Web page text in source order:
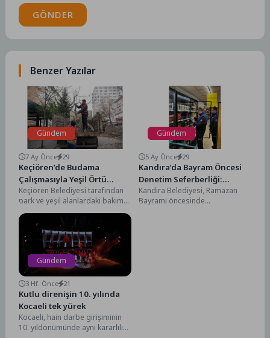
GÖNDER
Benzer Yazılar
Gündem
7 Ay Önce 29
Keçiören’de Budama
Çalışmasıyla Yeşil Örtü
Korunuyor
Keçiören Belediyesi tarafından
park ve yeşil alanlardaki bakım
çalışmaları kış mevsiminde de
aralıksız sürdürülüyor. Park...
Gündem
5 Ay Önce 29
Kandıra’da Bayram Öncesi
Denetim Seferberliği:
Kontroller Sıklaştırıldı.
Kandıra Belediyesi, Ramazan
Bayramı öncesinde
Gündem
3 Hf. Önce 21
Kutlu direnişin 10. yılında
Kocaeli tek yürek
Kocaeli, hain darbe girişiminin
10. yıldönümünde aynı kararlılık